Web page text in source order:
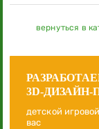
вернуться в
3D-ДИЗАЙН-
детской
вас